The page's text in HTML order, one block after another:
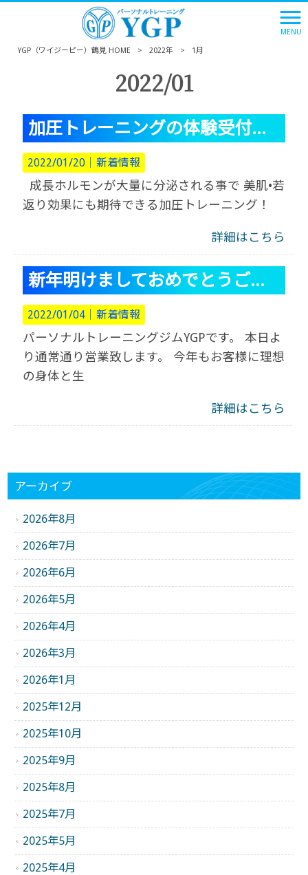
MENU
YGP（ワイジーピー）鶴見 HOME > 2022年 > 1月
2022/01
加圧トレーニングの体験受付中！
2022/01/20｜新着情報
成長ホルモンが大量に分泌される事で 美肌•若
返り効果にも期待できる加圧トレーニング！
詳細はこちら
新年明けましておめでとうございます。
2022/01/04｜新着情報
パーソナルトレーニングジムYGPです。 本日よ
り通常通り営業致します。 今年もお客様に理想
の身体と生
詳細はこちら
アーカイブ
2026年8月
2026年7月
2026年6月
2026年5月
2026年4月
2026年3月
2026年1月
2025年12月
2025年10月
2025年9月
2025年8月
2025年7月
2025年5月
2025年4月